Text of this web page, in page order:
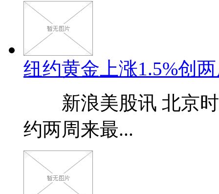
纽约黄金上涨1.5%创
新浪美股讯 北京时
约两周来最...